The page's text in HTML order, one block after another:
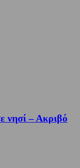
νησί – Ακριβό